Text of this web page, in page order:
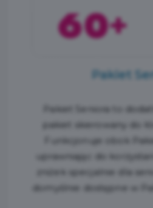
Pakiet
Pakiet Seniora to
pakiet skierowany do
Funkcjonuje obok
uprawniając do
zniżek specjalnie dla
domyślnie dostępne w